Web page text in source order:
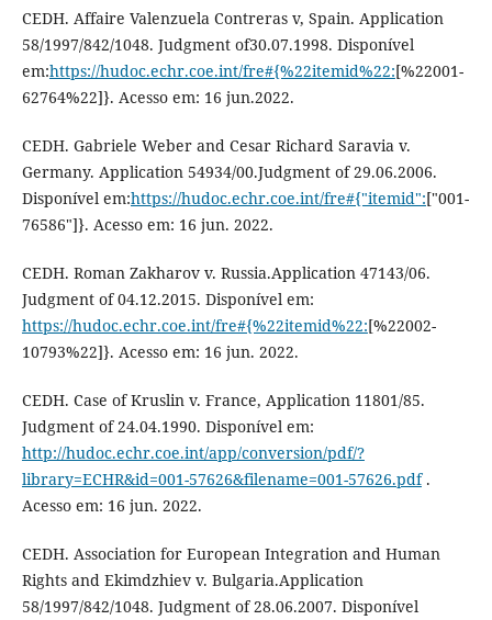
CEDH. Affaire Valenzuela Contreras v, Spain. Application
58/1997/842/1048. Judgment of30.07.1998. Disponível
em:https://hudoc.echr.coe.int/fre#{%22itemid%22:[%22001-
62764%22]}. Acesso em: 16 jun.2022.
CEDH. Gabriele Weber and Cesar Richard Saravia v.
Germany. Application 54934/00.Judgment of 29.06.2006.
Disponível em:https://hudoc.echr.coe.int/fre#{"itemid":["001-
76586"]}. Acesso em: 16 jun. 2022.
CEDH. Roman Zakharov v. Russia.Application 47143/06.
Judgment of 04.12.2015. Disponível em:
https://hudoc.echr.coe.int/fre#{%22itemid%22:[%22002-
10793%22]}. Acesso em: 16 jun. 2022.
CEDH. Case of Kruslin v. France, Application 11801/85.
Judgment of 24.04.1990. Disponível em:
http://hudoc.echr.coe.int/app/conversion/pdf/?
library=ECHR&id=001-57626&filename=001-57626.pdf.
Acesso em: 16 jun. 2022.
CEDH. Association for European Integration and Human
Rights and Ekimdzhiev v. Bulgaria.Application
58/1997/842/1048. Judgment of 28.06.2007. Disponível